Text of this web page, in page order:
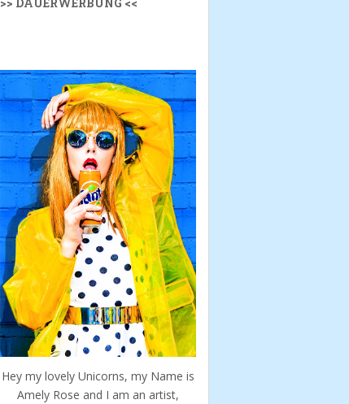
Hey my lovely Unicorns, my Name is
Amely Rose and I am an artist,